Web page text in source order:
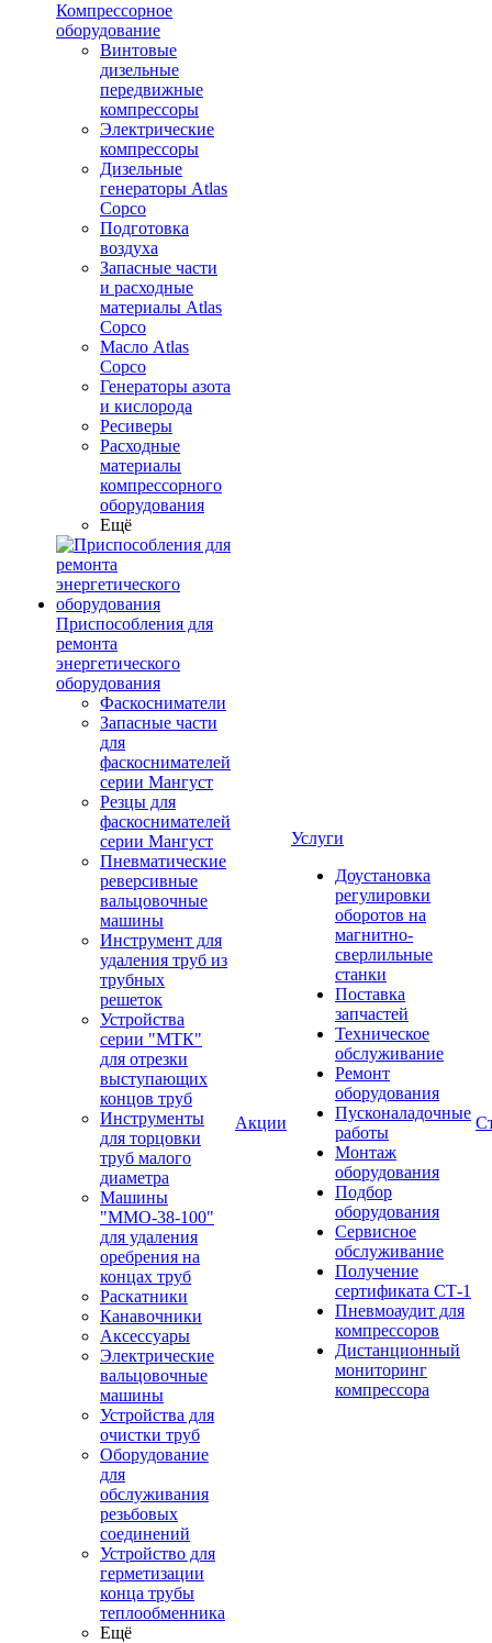
Компрессорное
оборудование
Винтовые
дизельные
передвижные
компрессоры
Электрические
компрессоры
Дизельные
генераторы Atlas
Copco
Подготовка
воздуха
Запасные части
и расходные
материалы Atlas
Copco
Масло Atlas
Copco
Генераторы азота
и кислорода
Ресиверы
Расходные
материалы
компрессорного
оборудования
Ещё
Приспособления для
ремонта
энергетического
оборудования
Фаскосниматели
Запасные части
для
фаскоснимателей
серии Мангуст
Резцы для
фаскоснимателей
серии Мангуст
Пневматические
реверсивные
вальцовочные
машины
Инструмент для
удаления труб из
трубных
решеток
Устройства
серии "МТК"
для отрезки
выступающих
концов труб
Инструменты
для торцовки
труб малого
диаметра
Машины
"ММО-38-100"
для удаления
оребрения на
концах труб
Раскатники
Канавочники
Аксессуары
Электрические
вальцовочные
машины
Устройства для
очистки труб
Оборудование
для
обслуживания
резьбовых
соединений
Устройство для
герметизации
конца трубы
теплообменника
Ещё
Акции
Услуги
Доустановка
регулировки
оборотов на
магнитно-
сверлильные
станки
Поставка
запчастей
Техническое
обслуживание
Ремонт
оборудования
Пусконаладочные
работы
Монтаж
оборудования
Подбор
оборудования
Сервисное
обслуживание
Получение
сертификата СТ-1
Пневмоаудит для
компрессоров
Дистанционный
мониторинг
компрессора